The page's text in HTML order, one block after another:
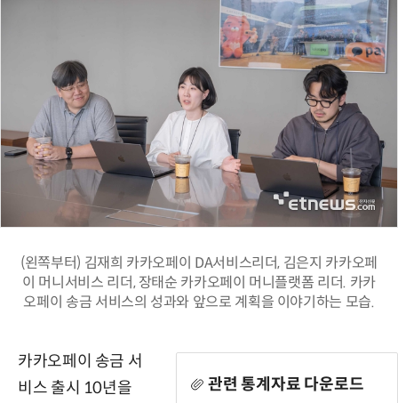
(왼쪽부터) 김재희 카카오페이 DA서비스리더, 김은지 카카오페
이 머니서비스 리더, 장태순 카카오페이 머니플랫폼 리더. 카카
오페이 송금 서비스의 성과와 앞으로 계획을 이야기하는 모습.
관련 통계자료 다운로드
카카오페이 송금 서
비스 출시 10년을